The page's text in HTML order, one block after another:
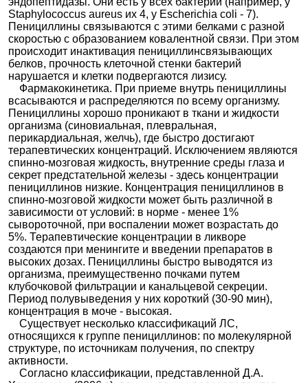
Прокаинбензилпенициллин стерильный
Диклоксац
иллин
Карбеници
ллин
Карбенициллина динатриевая соль 1 г
Карфецилл
ин
Клоксацил
лин
Ампициллин + Клоксациллин|Клоксациллин|
Клоксациллин натрия
Мезлоцилл
ин
Оксацилли
н
Ампиокс|Ампиокс-натрий|Ампициллин +
Оксациллин |Оксамп|Оксамп-натрий |
Оксамсар| Оксациллин|Оксациллина
натриевая соль|Оксациллина натриевая соль
0,25 г в капсулах|Оксациллина натриевая соль
стерильная|Оксациллина натриевой соли
таблетки|Простафлин
Пенамецил
лин
Марипен
Пиперацил
лин
Пенибактам|Пилактам |Пиперациллин +
Тазобактам
|Пиперациллин натрия+тазобактам
натрия|Пиперациллин+Тазобактам
Пиперациллин+Тазобактам Каби|
Пиперациллин+Тазобактам-АЛВИЛС|
Пиперациллин+тазобактам-джиэфси |
Staphylococcus aureus их 4, у Escherichia coli - 7).
Пенициллины связываются с этими белками с разной
скоростью с образованием ковалентной связи. При этом
происходит инактивация пенициллинсвязывающих
белков, прочность клеточной стенки бактерий
нарушается и клетки подвергаются лизису.
Фармакокинетика. При приеме внутрь пенициллины
всасываются и распределяются по всему организму.
Пенициллины хорошо проникают в ткани и жидкости
организма (синовиальная, плевральная,
перикардиальная, желчь), где быстро достигают
терапевтических концентраций. Исключением являются
спинно-мозговая жидкость, внутренние среды глаза и
секрет предстательной железы - здесь концентрации
пенициллинов низкие. Концентрация пенициллинов в
спинно-мозговой жидкости может быть различной в
зависимости от условий: в норме - менее 1%
сывороточной, при воспалении может возрастать до
5%. Терапевтические концентрации в ликворе
создаются при менингите и введении препаратов в
высоких дозах. Пенициллины быстро выводятся из
организма, преимущественно почками путем
клубочковой фильтрации и канальцевой секреции.
Период полувыведения у них короткий (30-90 мин),
концентрация в моче - высокая.
Существует несколько классификаций ЛС,
относящихся к группе пенициллинов: по молекулярной
структуре, по источникам получения, по спектру
активности.
Согласно классификации, представленной Д.А.